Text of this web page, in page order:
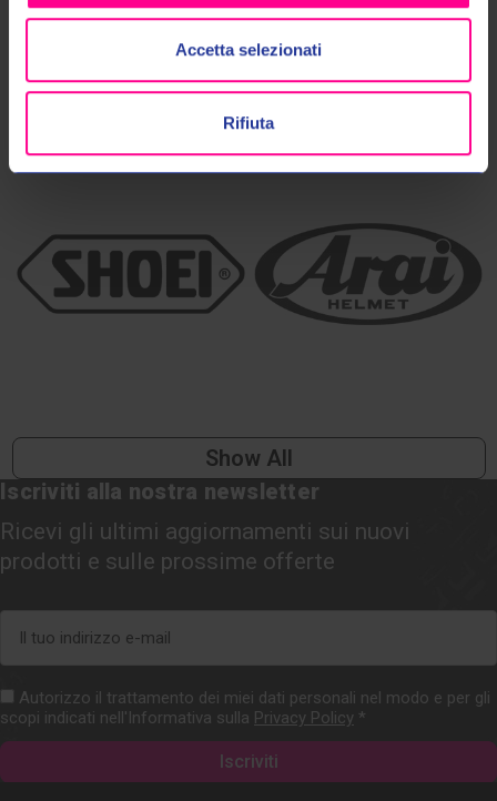
Accetta selezionati
Rifiuta
Show All
Iscriviti alla nostra newsletter
Ricevi gli ultimi aggiornamenti sui nuovi
prodotti e sulle prossime offerte
mail
Autorizzo il trattamento dei miei dati personali nel modo e per gli
scopi indicati nell'Informativa sulla Privacy Policy *